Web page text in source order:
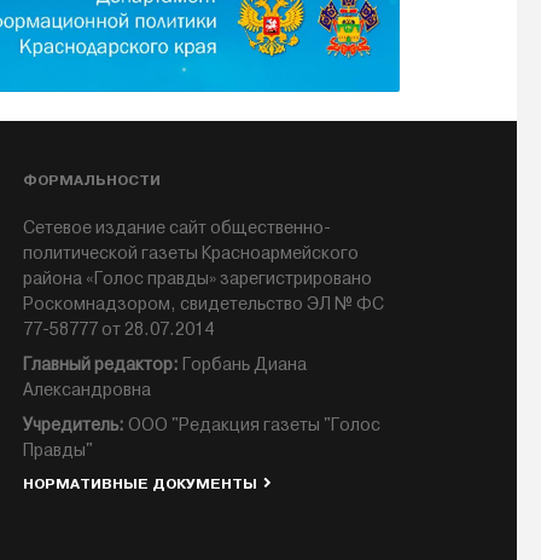
ФОРМАЛЬНОСТИ
Сетевое издание сайт общественно-
политической газеты Красноармейского
района «Голос правды» зарегистрировано
Роскомнадзором, свидетельство ЭЛ № ФС
77-58777 от 28.07.2014
Главный редактор: Горбань Диана
Александровна
Учредитель: ООО "Редакция газеты "Голос
Правды"
НОРМАТИВНЫЕ ДОКУМЕНТЫ